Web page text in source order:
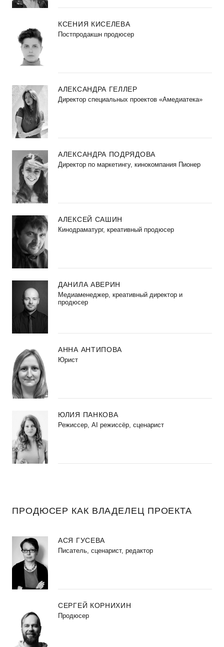
КСЕНИЯ КИСЕЛЕВА
Постпродакшн продюсер
АЛЕКСАНДРА ГЕЛЛЕР
Директор специальных проектов «Амедиатека»
АЛЕКСАНДРА ПОДРЯДОВА
Директор по маркетингу, кинокомпания Пионер
АЛЕКСЕЙ САШИН
Кинодраматург, креативный продюсер
ДАНИЛА АВЕРИН
Медиаменеджер, креативный директор и
продюсер
АННА АНТИПОВА
Юрист
ЮЛИЯ ПАНКОВА
Режиссер, AI режиссёр, сценарист
ПРОДЮСЕР КАК ВЛАДЕЛЕЦ ПРОЕКТА
АСЯ ГУСЕВА
Писатель, сценарист, редактор
СЕРГЕЙ КОРНИХИН
Продюсер